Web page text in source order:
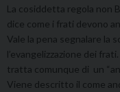
La cosiddetta regola non
dice come i frati devono
Vale la pena segnalare la
l’evangelizzazione dei
tratta comunque di un
Viene descritto il come